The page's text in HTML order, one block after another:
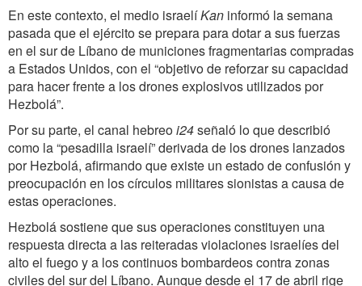
En este contexto, el medio israelíKan informó la semana
pasada que el ejército se prepara para dotar a sus fuerzas
en el sur de Líbano de municiones fragmentarias compradas
a Estados Unidos, con el “objetivo de reforzar su capacidad
para hacer frente a los drones explosivos utilizados por
Hezbolá”.
Por su parte, el canal hebreoi24señaló lo que describió
como la “pesadilla israelí” derivada de los drones lanzados
por Hezbolá, afirmando que existe un estado de confusión y
preocupación en los círculos militares sionistas a causa de
estas operaciones.
Hezbolá sostiene que sus operaciones constituyen una
respuesta directa a las reiteradas violaciones israelíes del
alto el fuego y a los continuos bombardeos contra zonas
civiles del sur del Líbano. Aunque desde el 17 de abril rige